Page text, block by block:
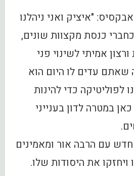
"איציק ואני ניהלנו
כנסת מקצוות שונים,
אמיתי לשינוי פני
עדים לו היום הוא
לפוליטיקה כדי להינות
במטרה לדון בענייני
עם הרבה אור ומאמינים
ויחזקו את היסודות שלו.